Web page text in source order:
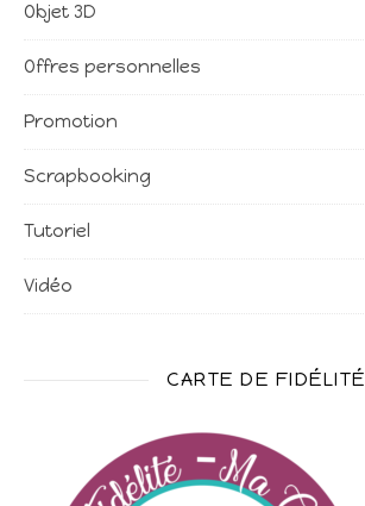
Objet 3D
Offres personnelles
Promotion
Scrapbooking
Tutoriel
Vidéo
CARTE DE FIDÉLITÉ